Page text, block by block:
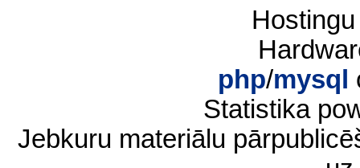
php/mysql
Statistika
Jebkuru materiālu